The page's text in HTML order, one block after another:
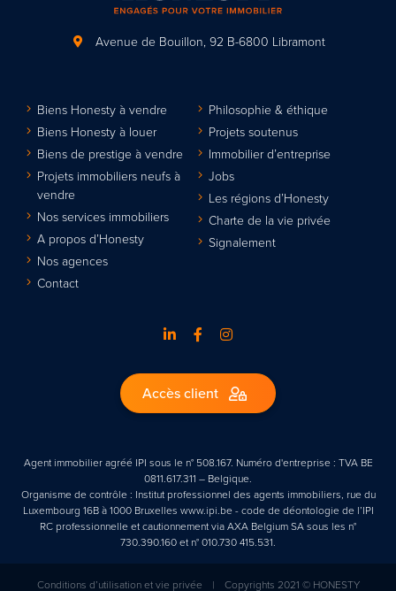
Avenue de Bouillon, 92 B-6800 Libramont
Biens Honesty à vendre
Biens Honesty à louer
Biens de prestige à vendre
Projets immobiliers neufs à
vendre
Nos services immobiliers
A propos d’Honesty
Nos agences
Contact
Philosophie & éthique
Projets soutenus
Immobilier d’entreprise
Jobs
Les régions d’Honesty
Charte de la vie privée
Signalement
Accès client
Agent immobilier agréé IPI sous le n° 508.167. Numéro d'entreprise : TVA BE
0811.617.311 – Belgique.
Organisme de contrôle : Institut professionnel des agents immobiliers, rue du
Luxembourg 16B à 1000 Bruxelles www.ipi.be - code de déontologie de l’IPI
RC professionnelle et cautionnement via AXA Belgium SA sous les n°
730.390.160 et n° 010.730 415.531.
Conditions d’utilisation et vie privée | Copyrights 2021 © HONESTY